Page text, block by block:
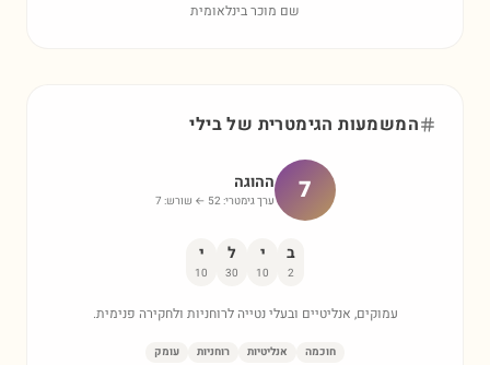
שם מוכר בינלאומית
המשמעות הגימטרית שלבילי
7 ההוגה
ערך גימטרי:52 ← שורש: 7
ב
2
י
10
ל
30
י
10
עמוקים, אנליטיים ובעלי נטייה לרוחניות ולחקירה פנימית.
חוכמה אנליטיות רוחניות עומק